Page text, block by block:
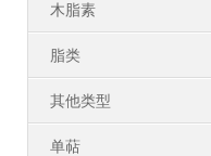
木脂素
脂类
其他类型
单萜